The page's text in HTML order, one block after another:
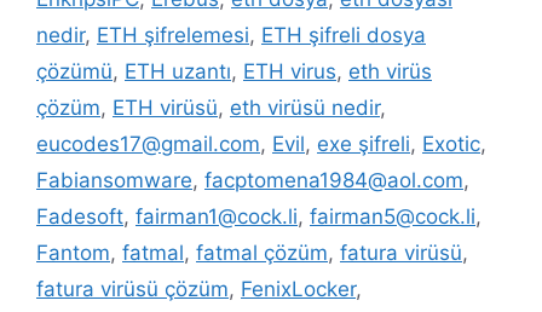
nedir, ETH şifrelemesi, ETH şifreli dosya
çözümü, ETH uzantı, ETH virus, eth virüs
çözüm, ETH virüsü, eth virüsü nedir,
eucodes17@gmail.com, Evil, exe şifreli, Exotic,
Fabiansomware, facptomena1984@aol.com,
Fadesoft, fairman1@cock.li, fairman5@cock.li,
Fantom, fatmal, fatmal çözüm, fatura virüsü,
fatura virüsü çözüm, FenixLocker,